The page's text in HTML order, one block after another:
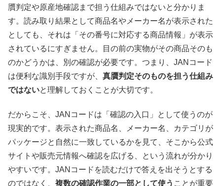
贋判定や原産地確認まで担う仕組みではないと分かりま
す。読み取り結果として商品名やメーカー名が表示された
としても、それは「その番号に対応する商品情報」が表示
されているにすぎません。目の前の実物がその商品そのも
のかどうかは、別の確認が必要です。つまり、JANコード
は便利な識別手段ですが、 真贋判定そのものを担う仕組み
ではないと理解しておくことが大切です。
だからこそ、JANコードは「確認の入口」として使うのが
現実的です。表示された商品名、メーカー名、カテゴリが
パッケージと自然に一致しているかを見て、そこから公式
サイトや販売元情報へ確認を広げる、という流れが分かり
やすいです。JANコードを読むだけで答えを出そうとする
のではなく、 複数の確認作業の一部として使う ことが重要